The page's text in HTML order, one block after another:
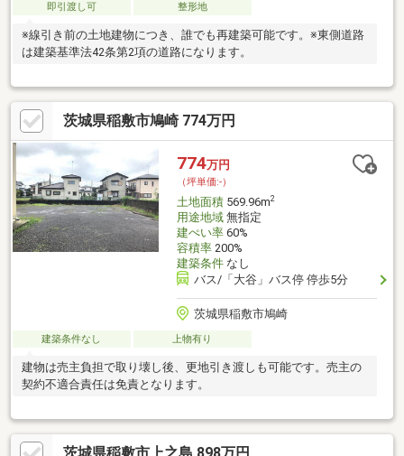
即引渡し可
整形地
※線引き前の土地建物につき、誰でも再建築可能です。※東側道路
は建築基準法42条第2項の道路になります。
茨城県稲敷市鳩崎 774万円
774万円
（坪単価:-）
土地面積569.96m2
用途地域無指定
建ぺい率60%
容積率200%
建築条件なし
バス/「大谷」バス停 停歩5分
茨城県稲敷市鳩崎
建築条件なし 上物有り
建物は売主負担で取り壊し後、更地引き渡しも可能です。売主の
契約不適合責任は免責となります。